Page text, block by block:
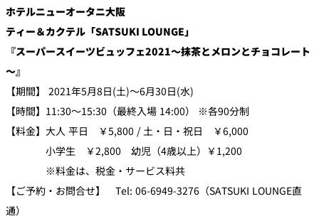
ホテルニューオータニ大阪
ティー＆カクテル「SATSUKI LOUNGE」
『スーパースイーツビュッフェ2021～抹茶とメロンとチョコレート
～』
【期間】 2021年5月8日(土)～6月30日(水)
【時間】11:30～15:30（最終入場 14:00） ※各90分制
【料金】大人 平日 ￥5,800 / 土・日・祝日 ￥6,000
小学生 ￥2,800 幼児（4歳以上）￥1,200
※料金は、税金・サービス料共
【ご予約・お問合せ】 Tel: 06-6949-3276（SATSUKI LOUNGE直
通）